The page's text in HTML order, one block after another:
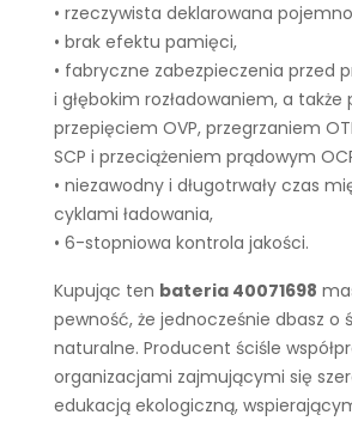
• rzeczywista deklarowana
• brak efektu pamięci,
• fabryczne zabezpieczenia przed
i głębokim rozładowaniem, a także
przepięciem OVP, przegrzaniem
SCP i przeciążeniem prądowym
• niezawodny i długotrwały czas
cyklami ładowania,
• 6-stopniowa kontrola jakości.
Kupując ten bateria 40071698
pewność, że jednocześnie dbasz o
naturalne. Producent ściśle
organizacjami zajmującymi się
edukacją ekologiczną,